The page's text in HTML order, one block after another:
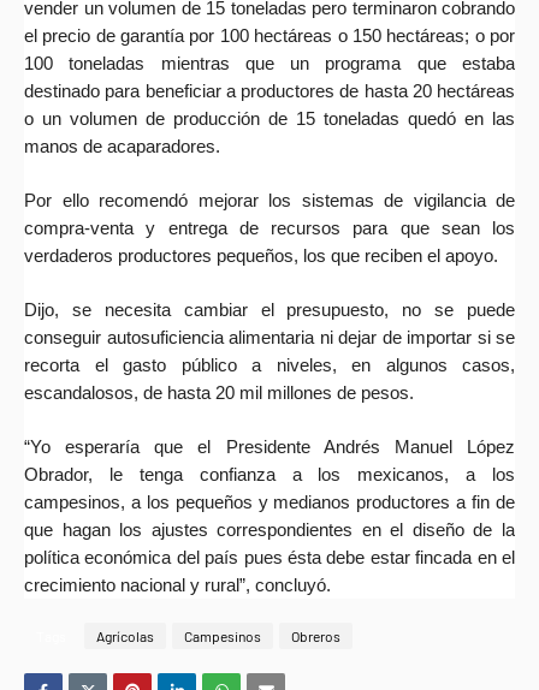
vender un volumen de 15 toneladas pero terminaron cobrando
el precio de garantía por 100 hectáreas o 150 hectáreas; o por
100 toneladas mientras que un programa que estaba
destinado para beneficiar a productores de hasta 20 hectáreas
o un volumen de producción de 15 toneladas quedó en las
manos de acaparadores.
Por ello recomendó mejorar los sistemas de vigilancia de
compra-venta y entrega de recursos para que sean los
verdaderos productores pequeños, los que reciben el apoyo.
Dijo, se necesita cambiar el presupuesto, no se puede
conseguir autosuficiencia alimentaria ni dejar de importar si se
recorta el gasto público a niveles, en algunos casos,
escandalosos, de hasta 20 mil millones de pesos.
“Yo esperaría que el Presidente Andrés Manuel López
Obrador, le tenga confianza a los mexicanos, a los
campesinos, a los pequeños y medianos productores a fin de
que hagan los ajustes correspondientes en el diseño de la
política económica del país pues ésta debe estar fincada en el
crecimiento nacional y rural”, concluyó.
Agrícolas Campesinos Obreros